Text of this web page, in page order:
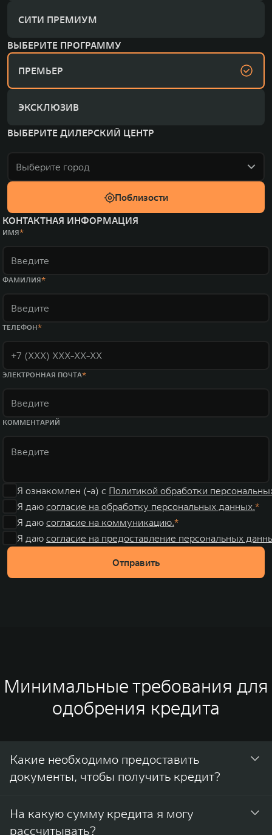
СИТИ ПРЕМИУМ
ВЫБЕРИТЕ ПРОГРАММУ
ПРЕМЬЕР
ЭКСКЛЮЗИВ
ВЫБЕРИТЕ ДИЛЕРСКИЙ ЦЕНТР
Выберите город
Поблизости
КОНТАКТНАЯ ИНФОРМАЦИЯ
ИМЯ
ФАМИЛИЯ
ТЕЛЕФОН
ЭЛЕКТРОННАЯ ПОЧТА
КОММЕНТАРИЙ
Я ознакомлен (-а) с Политикой обработки
Я даю согласие на обработку персональных данных.
Я даю согласие на коммуникацию.
Я даю согласие на предоставление персональных
Отправить
Минимальные требования для
одобрения кредита
Какие необходимо предоставить
документы, чтобы получить кредит?
списка):
На какую сумму кредита я могу
рассчитывать?